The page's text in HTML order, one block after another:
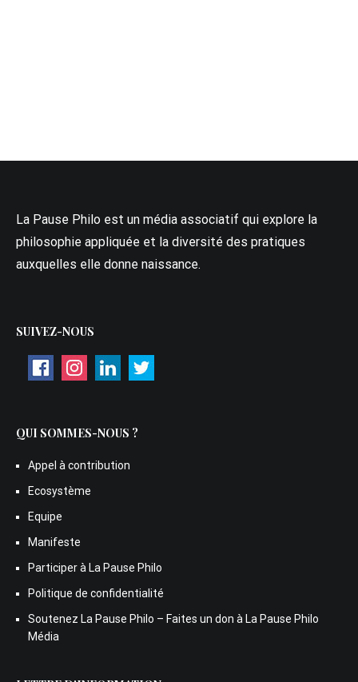
La Pause Philo est un média associatif qui explore la
philosophie appliquée et la diversité des pratiques
auxquelles elle donne naissance.
SUIVEZ-NOUS
QUI SOMMES-NOUS ?
Appel à contribution
Ecosystème
Equipe
Manifeste
Participer à La Pause Philo
Politique de confidentialité
Soutenez La Pause Philo – Faites un don à La Pause Philo
Média